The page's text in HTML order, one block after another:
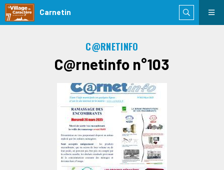
Carnetin
C@RNETINFO
C@rnetinfo n°103